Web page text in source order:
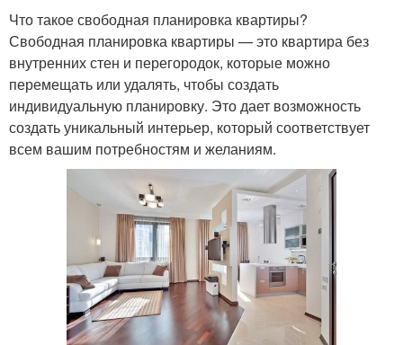
Что такое свободная планировка квартиры?
Свободная планировка квартиры — это квартира без
внутренних стен и перегородок, которые можно
перемещать или удалять, чтобы создать
индивидуальную планировку. Это дает возможность
создать уникальный интерьер, который соответствует
всем вашим потребностям и желаниям.